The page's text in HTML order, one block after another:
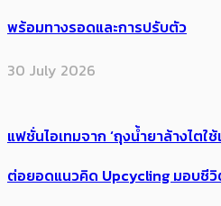
พร้อมทางรอดและการปรับตัว
30 July 2026
แฟชั่นไอเทมจาก ‘ถุงน้ำยาล้างไตใ
ต่อยอดแนวคิด Upcycling มอบชีวิ